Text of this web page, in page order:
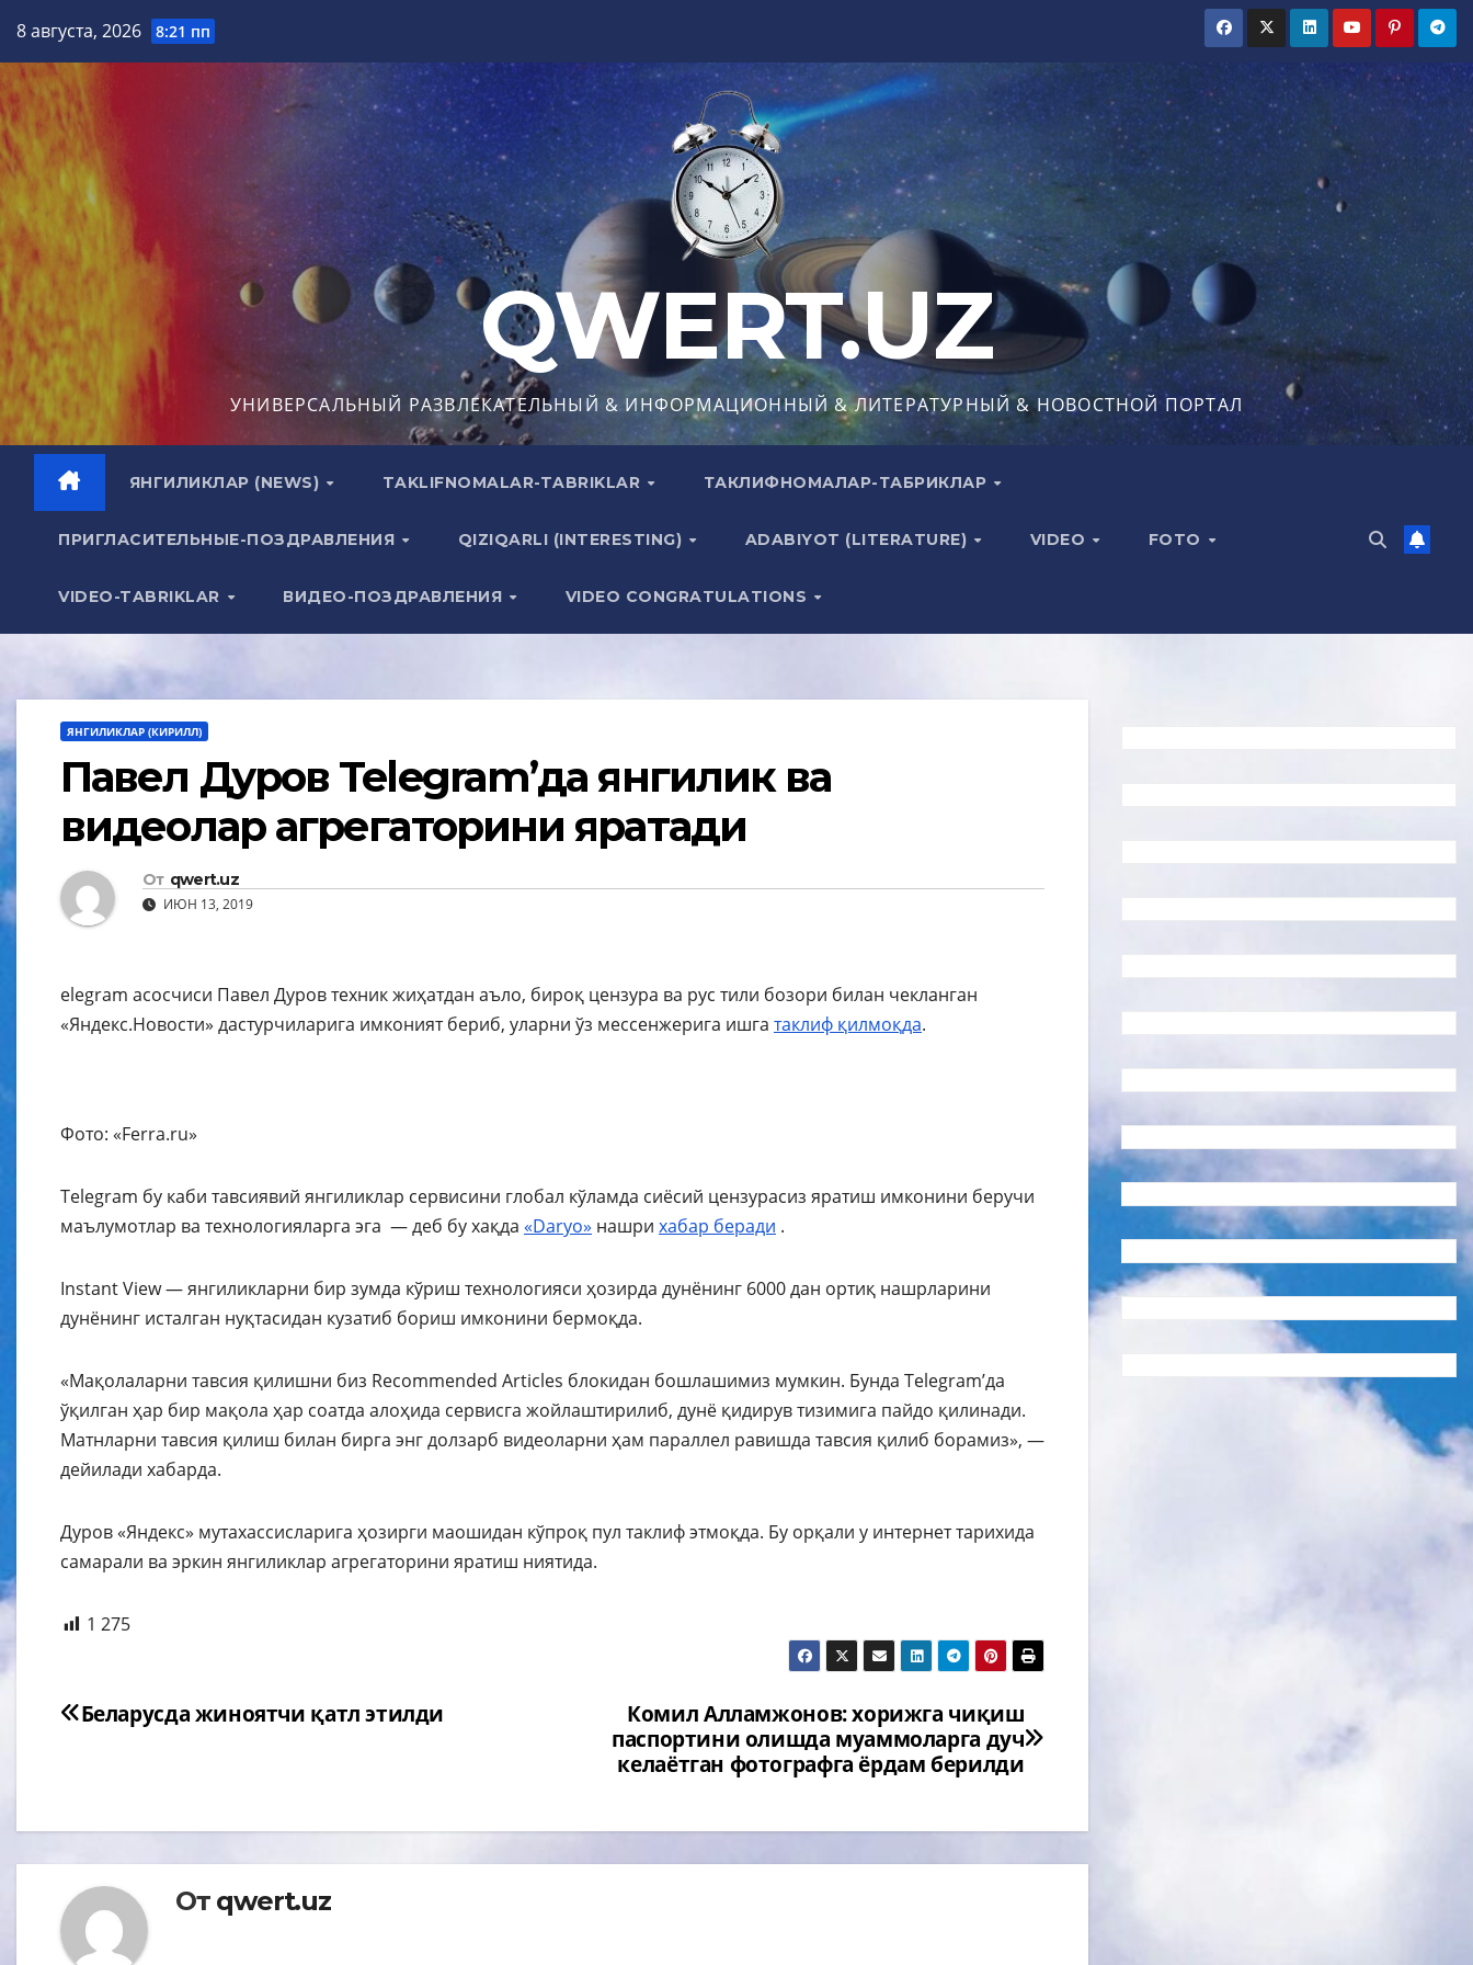
содержимому
8 августа, 2026 8:21 пп
QWERT.UZ
УНИВЕРСАЛЬНЫЙ РАЗВЛЕКАТЕЛЬНЫЙ & ИНФОРМАЦИОННЫЙ & ЛИТЕРАТУРНЫЙ & НОВОСТНОЙ ПОРТАЛ
ЯНГИЛИКЛАР (NEWS) TAKLIFNOMALAR-TABRIKLAR ТАКЛИФНОМАЛАР-ТАБРИКЛАР
ПРИГЛАСИТЕЛЬНЫЕ-ПОЗДРАВЛЕНИЯ QIZIQARLI (INTERESTING) ADABIYOT (LITERATURE) VIDEO FOTO
VIDEO-TABRIKLAR ВИДЕО-ПОЗДРАВЛЕНИЯ VIDEO CONGRATULATIONS
ЯНГИЛИКЛАР (КИРИЛЛ)
Павел Дуров Telegram’да янгилик ва
видеолар агрегаторини яратади
От qwert.uz
ИЮН 13, 2019
elegram асосчиси Павел Дуров техник жиҳатдан аъло, бироқ цензура ва рус тили бозори билан чекланган
«Яндекс.Новости» дастурчиларига имконият бериб, уларни ўз мессенжерига ишга таклиф қилмоқда.
Фото: «Ferra.ru»
Telegram бу каби тавсиявий янгиликлар сервисини глобал кўламда сиёсий цензурасиз яратиш имконини беручи
маълумотлар ва технологияларга эга — деб бу хақда «Daryo» нашри хабар беради .
Instant View — янгиликларни бир зумда кўриш технологияси ҳозирда дунёнинг 6000 дан ортиқ нашрларини
дунёнинг исталган нуқтасидан кузатиб бориш имконини бермоқда.
«Мақолаларни тавсия қилишни биз Recommended Articles блокидан бошлашимиз мумкин. Бунда Telegram’да
ўқилган ҳар бир мақола ҳар соатда алоҳида сервисга жойлаштирилиб, дунё қидирув тизимига пайдо қилинади.
Матнларни тавсия қилиш билан бирга энг долзарб видеоларни ҳам параллел равишда тавсия қилиб борамиз», —
дейилади хабарда.
Дуров «Яндекс» мутахассисларига ҳозирги маошидан кўпроқ пул таклиф этмоқда. Бу орқали у интернет тарихида
самарали ва эркин янгиликлар агрегаторини яратиш ниятида.
1 275
Навигация
Комил Алламжонов: хорижга чиқиш
паспортини олишда муаммоларга дуч
келаётган фотографга ёрдам берилди
Беларусда жиноятчи қатл этилди
От qwert.uz